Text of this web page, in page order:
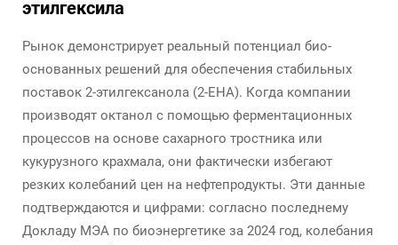
этилгексила
Рынок демонстрирует реальный потенциал био-
основанных решений для обеспечения стабильных
поставок 2-этилгексанола (2-EHA). Когда компании
производят октанол с помощью ферментационных
процессов на основе сахарного тростника или
кукурузного крахмала, они фактически избегают
резких колебаний цен на нефтепродукты. Эти данные
подтверждаются и цифрами: согласно последнему
Докладу МЭА по биоэнергетике за 2024 год, колебания